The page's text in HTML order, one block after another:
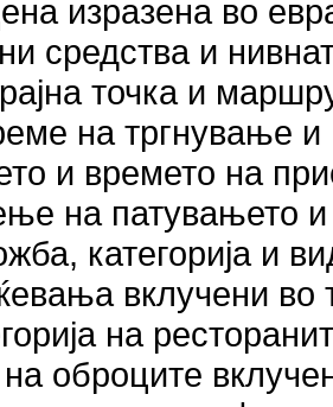
изразена во
средства и
точка и
на тргнување и
и времето на
на патувањето и
категорија и
вклучени во
на
оброците